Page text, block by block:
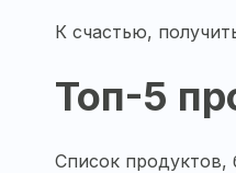
К счастью,
Топ-5
Список продуктов,